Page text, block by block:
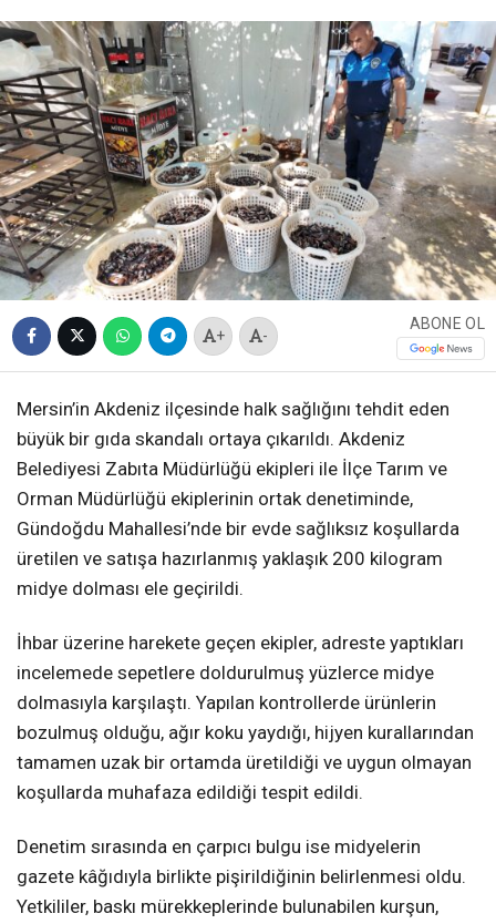
+ -
ABONE OL
Mersin’in Akdeniz ilçesinde halk sağlığını tehdit eden
büyük bir gıda skandalı ortaya çıkarıldı. Akdeniz
Belediyesi Zabıta Müdürlüğü ekipleri ile İlçe Tarım ve
Orman Müdürlüğü ekiplerinin ortak denetiminde,
Gündoğdu Mahallesi’nde bir evde sağlıksız koşullarda
üretilen ve satışa hazırlanmış yaklaşık 200 kilogram
midye dolması ele geçirildi.
İhbar üzerine harekete geçen ekipler, adreste yaptıkları
incelemede sepetlere doldurulmuş yüzlerce midye
dolmasıyla karşılaştı. Yapılan kontrollerde ürünlerin
bozulmuş olduğu, ağır koku yaydığı, hijyen kurallarından
tamamen uzak bir ortamda üretildiği ve uygun olmayan
koşullarda muhafaza edildiği tespit edildi.
Denetim sırasında en çarpıcı bulgu ise midyelerin
gazete kâğıdıyla birlikte pişirildiğinin belirlenmesi oldu.
Yetkililer, baskı mürekkeplerinde bulunabilen kurşun,